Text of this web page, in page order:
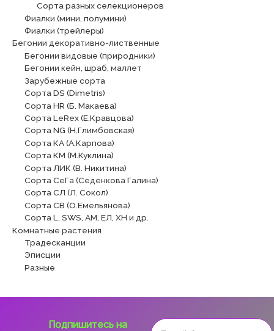
Сорта разных селекционеров
Фиалки (мини, полумини)
Фиалки (трейлеры)
Бегонии декоративно-лиственные
Бегонии видовые (природники)
Бегонии кейн, шраб, маллет
Зарубежные сорта
Сорта DS (Dimetris)
Сорта HR (Б. Макаева)
Сорта LeRex (Е.Кравцова)
Сорта NG (Н.Глимбовская)
Сорта КА (А.Карпова)
Сорта КМ (М.Куклина)
Сорта ЛИК (В. Никитина)
Сорта СеГа (Седенкова Галина)
Сорта СЛ (Л. Сокол)
Сорта СВ (О.Емельянова)
Сорта L, SWS, АМ, ЕЛ, ХН и др.
Комнатные растения
Традесканции
Эписции
Разные
Подпишитесь на